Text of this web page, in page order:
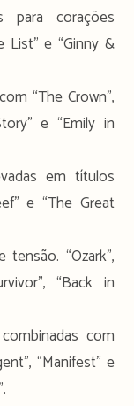
para corações
List” e “Ginny &
“The Crown”,
e “Emily in
em títulos
e “The Great
“Ozark”,
“Back in
com
“Manifest” e